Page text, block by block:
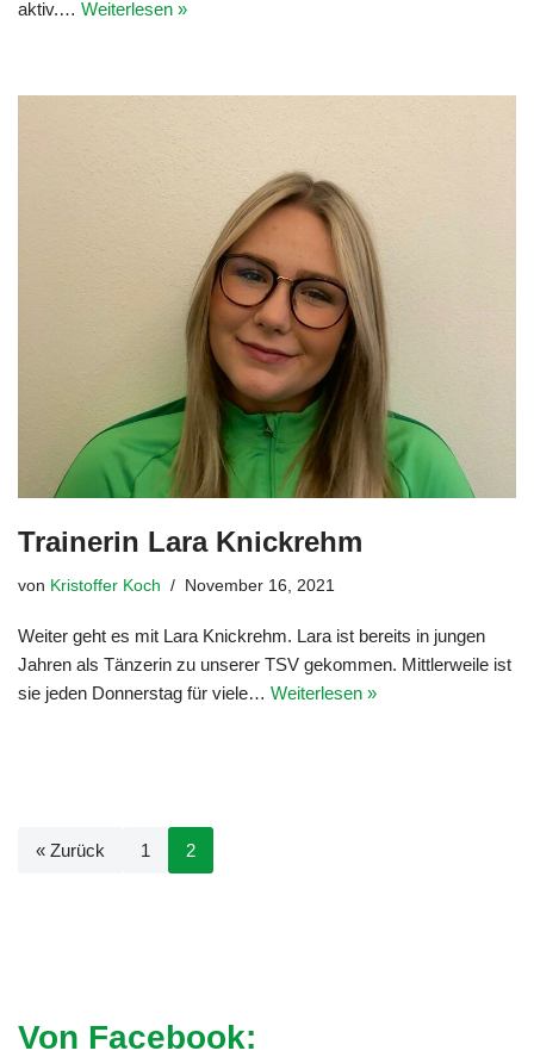
aktiv.… Weiterlesen »
Trainerin Lara Knickrehm
von Kristoffer Koch November 16, 2021
Weiter geht es mit Lara Knickrehm. Lara ist bereits in jungen
Jahren als Tänzerin zu unserer TSV gekommen. Mittlerweile ist
sie jeden Donnerstag für viele… Weiterlesen »
« Zurück 1 2
Von Facebook: